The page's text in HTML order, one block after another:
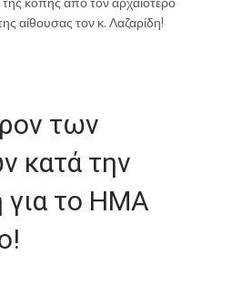
αίθουσας τον κ. Λαζαρίδη!
των
κατά την
το ΗΜΑ